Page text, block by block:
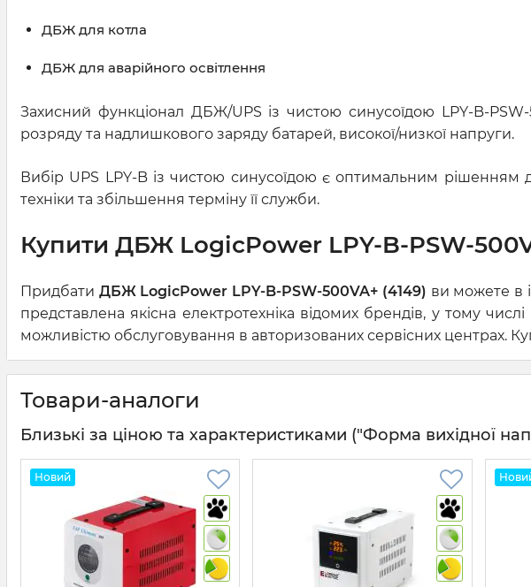
ДБЖ для котла
ДБЖ для аварійного освітлення
Захисний функціонал ДБЖ/UPS із чистою синусоїдою LPY-B-
розряду та надлишкового заряду батарей, високої/низкої напруги.
Вибір UPS LPY-B із чистою синусоїдою є оптимальним рішенням
техніки та збільшення терміну її служби.
Купити ДБЖ LogicPower LPY-B-PSW-
Придбати ДБЖ LogicPower LPY-B-PSW-500VA+ (4149) ви можете в
представлена якісна електротехніка відомих брендів, у тому
можливістю обслуговування в авторизованих сервісних центрах.
Товари-аналоги
Близькі за ціною та характеристиками ("Форма вихідної
Новий